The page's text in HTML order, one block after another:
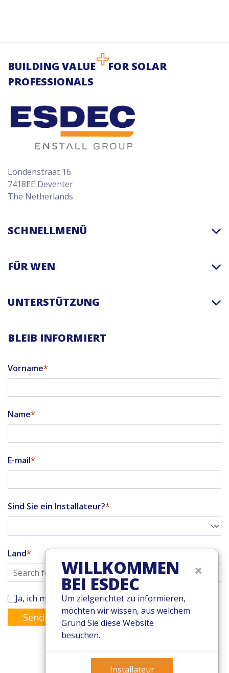
BUILDING VALUE
FOR SOLAR
PROFESSIONALS
Londenstraat 16
7418EE Deventer
The Netherlands
SCHNELLMENÜ
FÜR WEN
UNTERSTÜTZUNG
BLEIB INFORMIERT
Vorname
Name
E-mail
Sind Sie ein Installateur?
Land
Ja, ich möchte den Enstall-Newsletter abonnieren
Senden
© 2026 Esdec. Alle Rechte vorbehalten
×
WILLKOMMEN
BEI ESDEC
Um zielgerichtet zu informieren,
möchten wir wissen, aus welchem
Grund Sie diese Website
besuchen.
Installateur